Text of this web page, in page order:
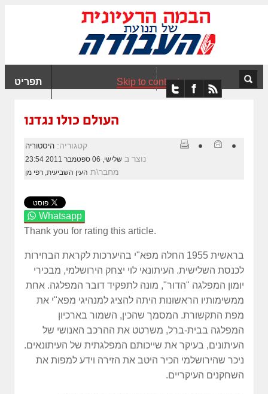
תפריט Skip to content
העולם כולו נגדנו
קטגוריה: היסטוריה
נוצר ב שלישי, 06 ספטמבר 2011 23:54
מחבר\ת העין השביעית, רפי מן
Whatsapp
Thank you for rating this article.
בראשית 1955 החלה מפא"י בהיערכות לקראת הבחירות
לכנסת השלישית. העיתונאי לוי יצחק הירושלמי, מבכירי
יומון המפלגה "הדור", מונה לתפקיד דובר המפלגה. אחת
ממשימותיו הראשונות היתה להציג למנהיגי מפא"י את
מפת התקשורת. המסמך שהכין, השמור בארכיון
המפלגה בבית-ברל, משרטט את ההרכב האנושי של
העיתונים, בעיקר את שייכותם המפלגתית של העיתונאים.
ניכר שהירושלמי הכיר היטב את הזירה וידע למפות את
השחקנים העיקריים.